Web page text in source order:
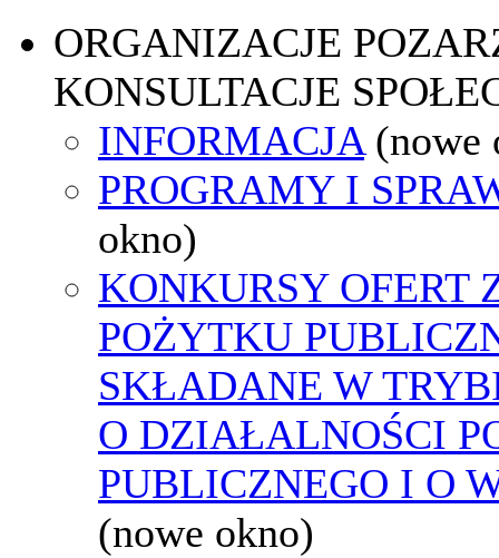
ORGANIZACJE
KONSULTACJE
INFORMACJA (nowe
PROGRAMY I
okno)
KONKURSY OFERT
POŻYTKU
SKŁADANE W
O DZIAŁALNOŚCI
PUBLICZNEGO I O
(nowe okno)